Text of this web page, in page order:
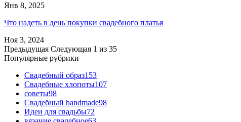
Янв 8, 2025
Что надеть в день покупки свадебного платья
Ноя 3, 2024
Предыдущая Следующая 1 из 35
Популярные рубрики
Свадебный образ153
Свадебные хлопоты107
советы98
Свадебный handmade98
Идеи для свадьбы72